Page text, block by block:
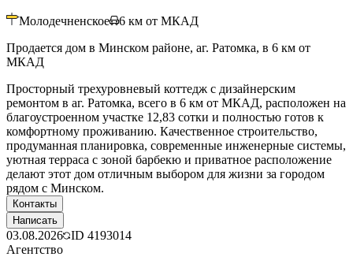
Молодечненское 6 км от МКАД
Продается дом в Минском районе, аг. Ратомка, в 6 км от
МКАД
Просторный трехуровневый коттедж с дизайнерским
ремонтом в аг. Ратомка, всего в 6 км от МКАД, расположен на
благоустроенном участке 12,83 сотки и полностью готов к
комфортному проживанию. Качественное строительство,
продуманная планировка, современные инженерные системы,
уютная терраса с зоной барбекю и приватное расположение
делают этот дом отличным выбором для жизни за городом
рядом с Минском.
Контакты
Написать
03.08.2026 ID 4193014
Агентство